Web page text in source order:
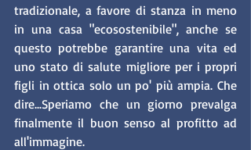
tradizionale, a favore di stanza in meno
in una casa "ecosostenibile", anche se
questo potrebbe garantire una vita ed
uno stato di salute migliore per i propri
figli in ottica solo un po' più ampia. Che
dire...Speriamo che un giorno prevalga
finalmente il buon senso al profitto ad
all'immagine.